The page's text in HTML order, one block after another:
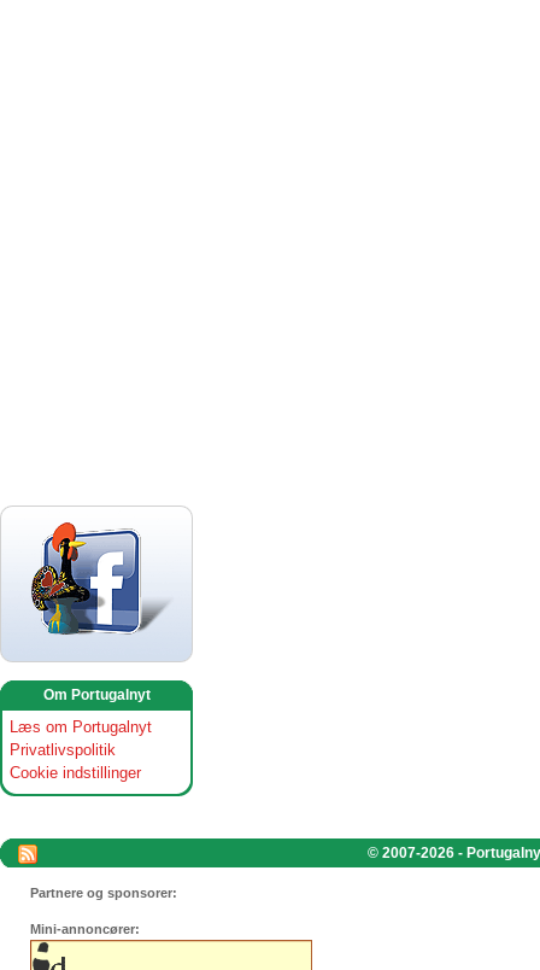
Om Portugalnyt
Læs om Portugalnyt
Privatlivspolitik
Cookie indstillinger
© 2007-2026 -
Partnere og sponsorer:
Mini-annoncører: